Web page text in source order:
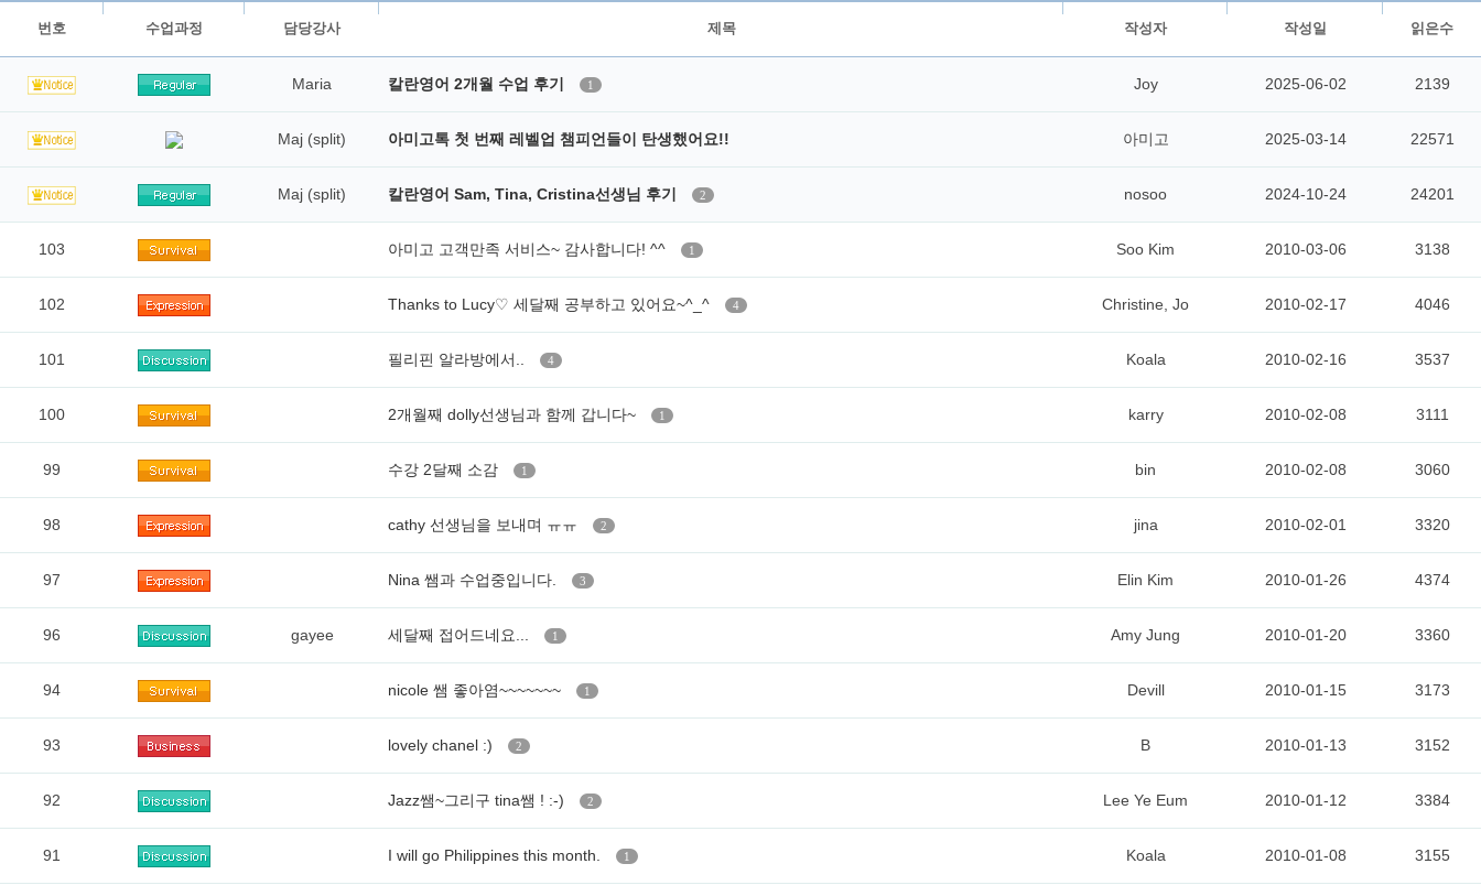
번호 수업과정 담당강사 제목 작성자 작성일 읽은수
Maria 칼란영어 2개월 수업 후기 1 Joy 2025-06-02 2139
Maj (split) 아미고톡 첫 번째 레벨업 챔피언들이 탄생했어요!! 아미고 2025-03-14 22571
Maj (split) 칼란영어 Sam, Tina, Cristina선생님 후기 2 nosoo 2024-10-24 24201
103 아미고 고객만족 서비스~ 감사합니다! ^^ 1 Soo Kim 2010-03-06 3138
102 Thanks to Lucy♡ 세달째 공부하고 있어요~^_^ 4 Christine, Jo 2010-02-17 4046
101 필리핀 알라방에서.. 4 Koala 2010-02-16 3537
100 2개월째 dolly선생님과 함께 갑니다~ 1 karry 2010-02-08 3111
99 수강 2달째 소감 1 bin 2010-02-08 3060
98 cathy 선생님을 보내며 ㅠㅠ 2 jina 2010-02-01 3320
97 Nina 쌤과 수업중입니다. 3 Elin Kim 2010-01-26 4374
96 gayee 세달째 접어드네요... 1 Amy Jung 2010-01-20 3360
94 nicole 쌤 좋아염~~~~~~~ 1 Devill 2010-01-15 3173
93 lovely chanel :) 2 B 2010-01-13 3152
92 Jazz쌤~그리구 tina쌤 ! :-) 2 Lee Ye Eum 2010-01-12 3384
91 I will go Philippines this month. 1 Koala 2010-01-08 3155